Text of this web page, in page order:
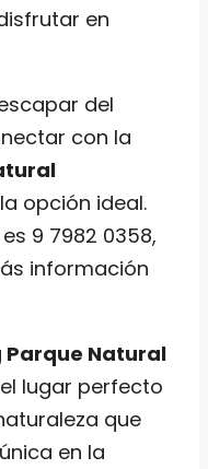
en
del
con la
opción ideal.
9 7982 0358,
información
Parque Natural
lugar perfecto
que
en la